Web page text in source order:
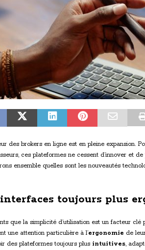
des brokers en ligne est en pleine expansion.
ces plateformes ne cessent d’innover et
ensemble quelles sont les nouveautés
toujours plus
que la simplicité d’utilisation est un facteur
une attention particulière à l’ergonomie de
des plateformes toujours plus intuitives,